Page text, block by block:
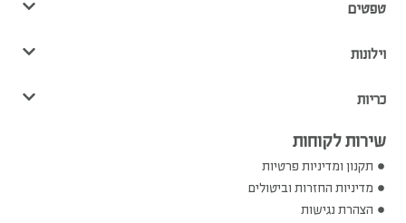
טפטים
וילונות
כריות
שירות לקוחות
תקנון ומדיניות פרטיות
מדיניות החזרות וביטולים
הצהרת נגישות